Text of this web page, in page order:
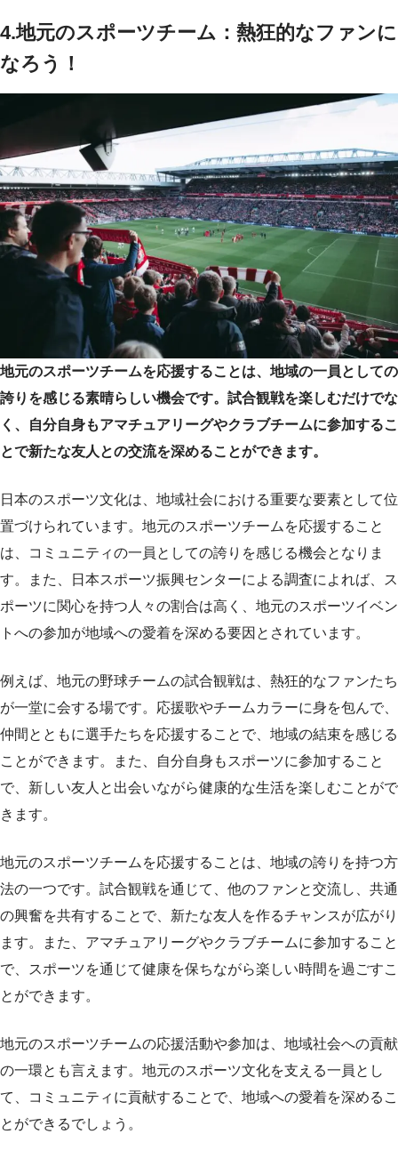
4.地元のスポーツチーム：熱狂的なファンに
なろう！
地元のスポーツチームを応援することは、地域の一員としての
誇りを感じる素晴らしい機会です。試合観戦を楽しむだけでな
く、自分自身もアマチュアリーグやクラブチームに参加するこ
とで新たな友人との交流を深めることができます。
日本のスポーツ文化は、地域社会における重要な要素として位
置づけられています。地元のスポーツチームを応援すること
は、コミュニティの一員としての誇りを感じる機会となりま
す。また、日本スポーツ振興センターによる調査によれば、ス
ポーツに関心を持つ人々の割合は高く、地元のスポーツイベン
トへの参加が地域への愛着を深める要因とされています。
例えば、地元の野球チームの試合観戦は、熱狂的なファンたち
が一堂に会する場です。応援歌やチームカラーに身を包んで、
仲間とともに選手たちを応援することで、地域の結束を感じる
ことができます。また、自分自身もスポーツに参加すること
で、新しい友人と出会いながら健康的な生活を楽しむことがで
きます。
地元のスポーツチームを応援することは、地域の誇りを持つ方
法の一つです。試合観戦を通じて、他のファンと交流し、共通
の興奮を共有することで、新たな友人を作るチャンスが広がり
ます。また、アマチュアリーグやクラブチームに参加すること
で、スポーツを通じて健康を保ちながら楽しい時間を過ごすこ
とができます。
地元のスポーツチームの応援活動や参加は、地域社会への貢献
の一環とも言えます。地元のスポーツ文化を支える一員とし
て、コミュニティに貢献することで、地域への愛着を深めるこ
とができるでしょう。